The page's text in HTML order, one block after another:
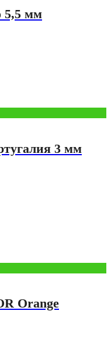
5,5 мм
3 мм
Orange